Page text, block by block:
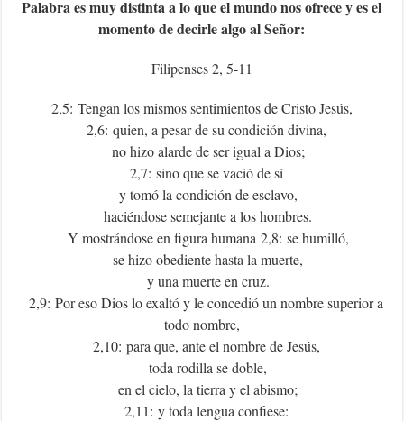
Palabra es muy distinta a lo que el mundo nos ofrece y es el
momento de decirle algo al Señor:
Filipenses 2, 5-11
2,5: Tengan los mismos sentimientos de Cristo Jesús,
2,6: quien, a pesar de su condición divina,
no hizo alarde de ser igual a Dios;
2,7: sino que se vació de sí
y tomó la condición de esclavo,
haciéndose semejante a los hombres.
Y mostrándose en figura humana 2,8: se humilló,
se hizo obediente hasta la muerte,
y una muerte en cruz.
2,9: Por eso Dios lo exaltó y le concedió un nombre superior a
todo nombre,
2,10: para que, ante el nombre de Jesús,
toda rodilla se doble,
en el cielo, la tierra y el abismo;
2,11: y toda lengua confiese: